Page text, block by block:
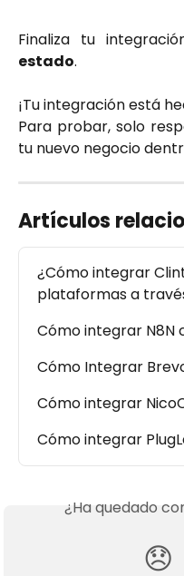
Finaliza tu
estado.
¡Tu integración está
Para probar, solo
tu nuevo negocio
Artículos
¿Cómo integrar
plataformas a
Cómo integrar N8N
Cómo Integrar
Cómo integrar
Cómo integrar
¿Ha quedado
😞